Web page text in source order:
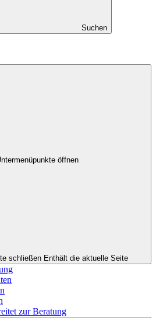
Suchen
öffnen
schließen Enthält die aktuelle Seite
zur Beratung